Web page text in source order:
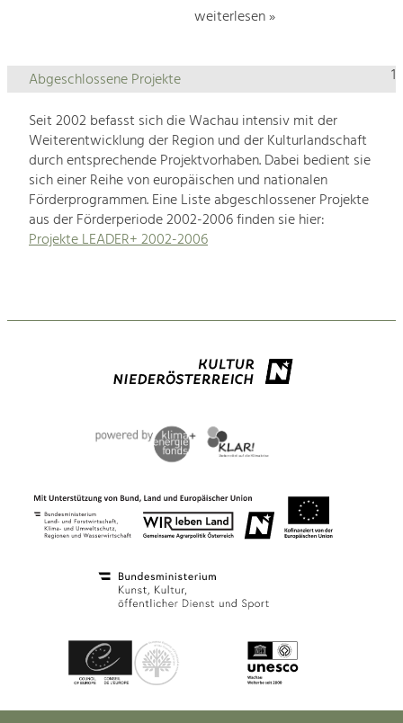
weiterlesen »
1
Abgeschlossene Projekte
Seit 2002 befasst sich die Wachau intensiv mit der
Weiterentwicklung der Region und der Kulturlandschaft
durch entsprechende Projektvorhaben. Dabei bedient sie
sich einer Reihe von europäischen und nationalen
Förderprogrammen. Eine Liste abgeschlossener Projekte
aus der Förderperiode 2002-2006 finden sie hier:
Projekte LEADER+ 2002-2006